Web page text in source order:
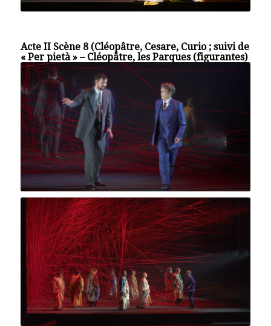
Acte II Scène 8 (Cléopâtre, Cesare, Curio ; suivi de
« Per pietà » – Cléopâtre, les Parques (figurantes)